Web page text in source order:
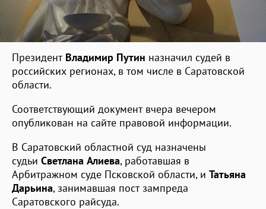
Президент Владимир Путин назначил судей в
российских регионах, в том числе в Саратовской
области.
Соответствующий документ вчера вечером
опубликован на сайте правовой информации.
В Саратовский областной суд назначены
судьи Светлана Алиева, работавшая в
Арбитражном суде Псковской области, и Татьяна
Дарьина, занимавшая пост зампреда
Саратовского райсуда.